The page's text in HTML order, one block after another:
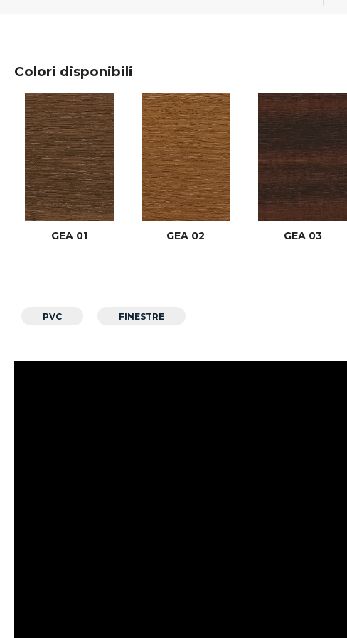
Colori disponibili
GEA 01 GEA 02 GEA 03
PVC FINESTRE